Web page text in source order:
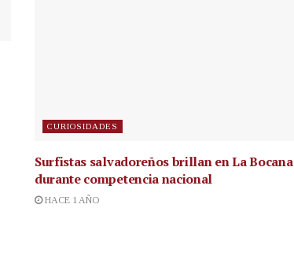
CURIOSIDADES
Surfistas salvadoreños brillan en La Bocana
durante competencia nacional
HACE 1 AÑO